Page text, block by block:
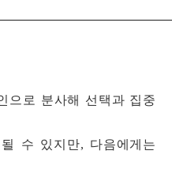
으로 분사해 선택과 집중
수 있지만, 다음에게는